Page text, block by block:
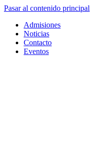
Pasar al contenido principal
Admisiones
Noticias
Contacto
Eventos